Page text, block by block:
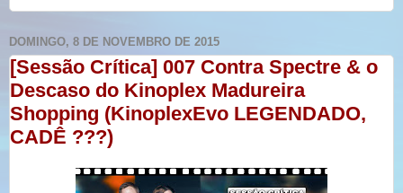
DOMINGO, 8 DE NOVEMBRO DE 2015
[Sessão Crítica] 007 Contra Spectre & o
Descaso do Kinoplex Madureira
Shopping (KinoplexEvo LEGENDADO,
CADÊ ???)